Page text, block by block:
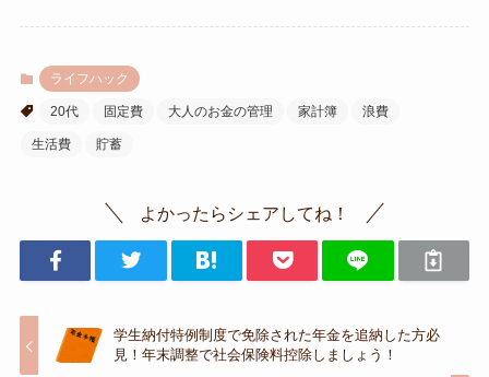
ライフハック
20代 固定費 大人のお金の管理 家計簿 浪費
生活費 貯蓄
よかったらシェアしてね！
学生納付特例制度で免除された年金を追納した方必
見！年末調整で社会保険料控除しましょう！